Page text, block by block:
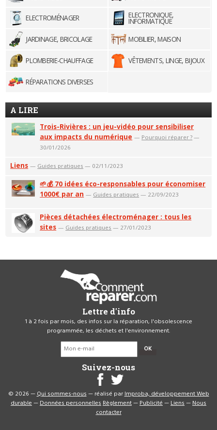
ELECTROMÉNAGER ELECTRONIQUE,
INFORMATIQUE
JARDINAGE, BRICOLAGE
MOBILIER, MAISON
PLOMBERIE-CHAUFFAGE VÊTEMENTS, LINGE, BIJOUX
RÉPARATIONS DIVERSES
A LIRE
Trois-Rivières : un jeu-vidéo pour sensibiliser
aux impacts du numérique — Pourquoi réparer ? —
30/01/2026
Liens — Guides pratiques — 02/11/2023
🌱💰 70 idées éco-responsables pour économiser
1000€ par an — Guides pratiques — 22/09/2023
Pièces détachées électroménager : tous les
sites — Guides pratiques — 27/01/2023
Lettre d'info
1 à 2 fois par mois, des infos sur la réparation, l'obsolescence
programmée, les déchets et l'environnement.
OK
Suivez-nous
© 2026 —Qui sommes-nous— réalisé parImproba, développement Web
durable—Données personnellesRèglement—Publicité—Liens—Nous
contacter